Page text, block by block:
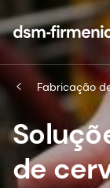
Fabricação
de